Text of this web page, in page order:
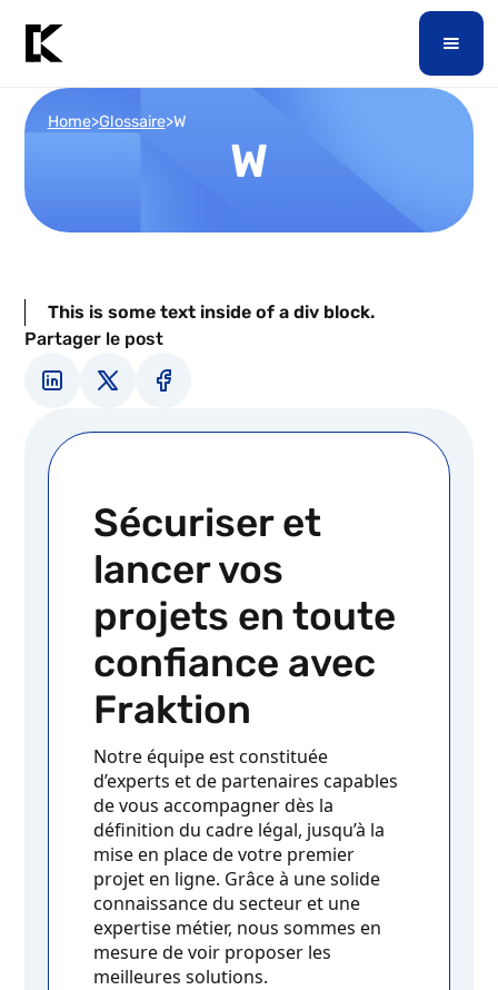
Home>Glossaire>W
W
This is some text inside of a div block.
Partager le post
Sécuriser et
lancer vos
projets en toute
confiance avec
Fraktion
Notre équipe est constituée
d’experts et de partenaires capables
de vous accompagner dès la
définition du cadre légal, jusqu’à la
mise en place de votre premier
projet en ligne. Grâce à une solide
connaissance du secteur et une
expertise métier, nous sommes en
mesure de voir proposer les
meilleures solutions.